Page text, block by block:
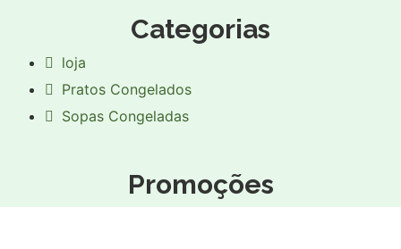
Categorias
loja
Pratos Congelados
Sopas Congeladas
Promoções